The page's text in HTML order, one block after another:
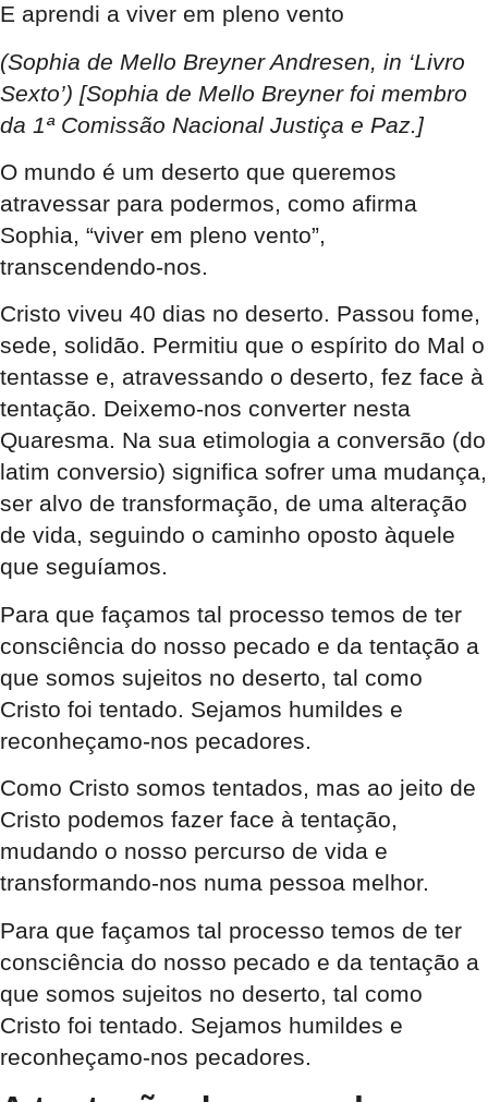
E aprendi a viver em pleno vento
(Sophia de Mello Breyner Andresen, in ‘Livro
Sexto’) [Sophia de Mello Breyner foi membro
da 1ª Comissão Nacional Justiça e Paz.]
O mundo é um deserto que queremos
atravessar para podermos, como afirma
Sophia, “viver em pleno vento”,
transcendendo-nos.
Cristo viveu 40 dias no deserto. Passou fome,
sede, solidão. Permitiu que o espírito do Mal o
tentasse e, atravessando o deserto, fez face à
tentação. Deixemo-nos converter nesta
Quaresma. Na sua etimologia a conversão (do
latim conversio) significa sofrer uma mudança,
ser alvo de transformação, de uma alteração
de vida, seguindo o caminho oposto àquele
que seguíamos.
Para que façamos tal processo temos de ter
consciência do nosso pecado e da tentação a
que somos sujeitos no deserto, tal como
Cristo foi tentado. Sejamos humildes e
reconheçamo-nos pecadores.
Como Cristo somos tentados, mas ao jeito de
Cristo podemos fazer face à tentação,
mudando o nosso percurso de vida e
transformando-nos numa pessoa melhor.
Para que façamos tal processo temos de ter
consciência do nosso pecado e da tentação a
que somos sujeitos no deserto, tal como
Cristo foi tentado. Sejamos humildes e
reconheçamo-nos pecadores.